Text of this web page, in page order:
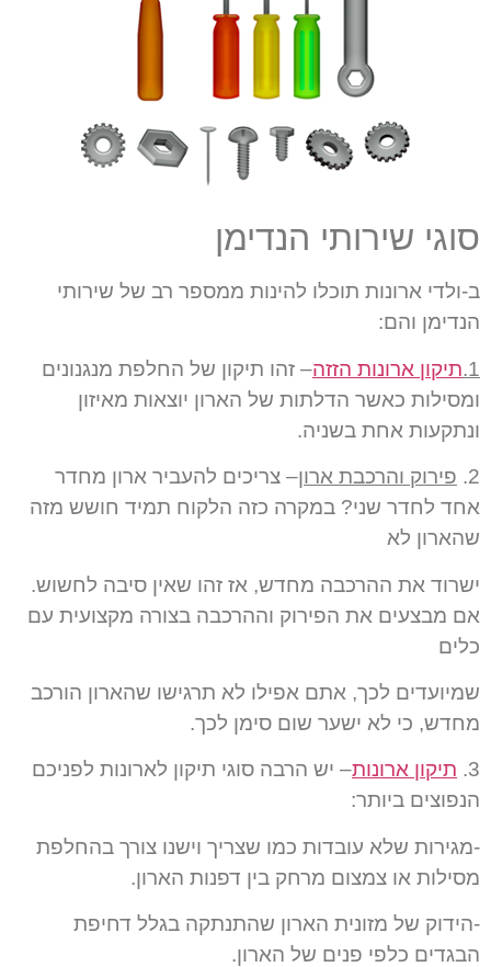
סוגי שירותי הנדימן
ב-ולדי ארונות תוכלו להינות ממספר רב של שירותי
הנדימן והם:
1. תיקון ארונות הזזה– זהו תיקון של החלפת מנגנונים
ומסילות כאשר הדלתות של הארון יוצאות מאיזון
ונתקעות אחת בשניה.
2. פירוק והרכבת ארון– צריכים להעביר ארון מחדר
אחד לחדר שני? במקרה כזה הלקוח תמיד חושש מזה
שהארון לא
ישרוד את ההרכבה מחדש, אז זהו שאין סיבה לחשוש.
אם מבצעים את הפירוק וההרכבה בצורה מקצועית עם
כלים
שמיועדים לכך, אתם אפילו לא תרגישו שהארון הורכב
מחדש, כי לא ישער שום סימן לכך.
3. תיקון ארונות– יש הרבה סוגי תיקון לארונות לפניכם
הנפוצים ביותר:
-מגירות שלא עובדות כמו שצריך וישנו צורך בהחלפת
מסילות או צמצום מרחק בין דפנות הארון.
-הידוק של מזונית הארון שהתנתקה בגלל דחיפת
הבגדים כלפי פנים של הארון.